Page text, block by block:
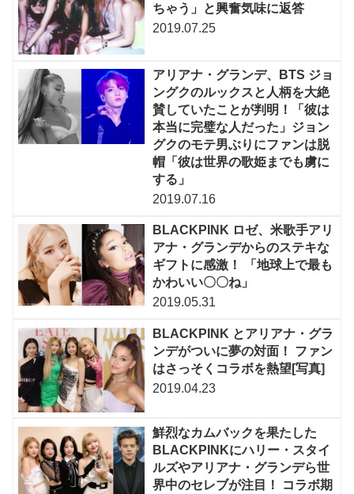
ちゃう」と興奮気味に返答
2019.07.25
アリアナ・グランデ、BTS ジョ
ングクのルックスと人柄を大絶
賛していたことが判明！「彼は
本当に完璧な人だった」ジョン
グクのモテ男ぶりにファンは脱
帽「彼は世界の歌姫までも虜に
する」
2019.07.16
BLACKPINK ロゼ、米歌手アリ
アナ・グランデからのステキな
ギフトに感激！ 「地球上で最も
かわいい〇〇ね」
2019.05.31
BLACKPINK とアリアナ・グラ
ンデがついに夢の対面！ ファン
はさっそくコラボを熱望[写真]
2019.04.23
鮮烈なカムバックを果たした
BLACKPINKにハリー・スタイ
ルズやアリアナ・グランデら世
界中のセレブが注目！ コラボ期